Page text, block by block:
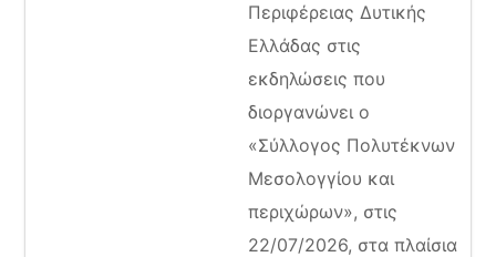
Περιφέρειας Δυτικής
Ελλάδας στις
εκδηλώσεις που
διοργανώνει ο
«Σύλλογος Πολυτέκνων
Μεσολογγίου και
περιχώρων», στις
22/07/2026, στα πλαίσια